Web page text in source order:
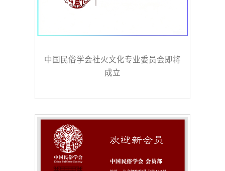
中国民俗学会社火文化专业委员会即将
成立